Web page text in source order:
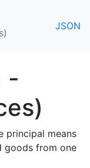
JSON
-
principal means
goods from one